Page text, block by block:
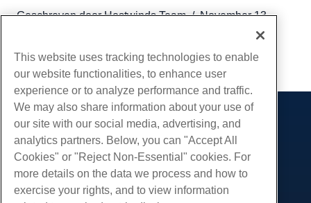
Geschreven door Hostwinds Team/November 13,
Kopiëren URL
Producten
Web hosting
Zakelijke hosting
White Label-wederverkoper
Diensten
Website-migraties
Gemeenschap
This website uses tracking technologies to enable
our website functionalities, to enhance user
experience or to analyze performance and traffic.
We may also share information about your use of
our site with our social media, advertising, and
analytics partners. Below, you can "Accept All
Cookies" or "Reject Non-Essential" cookies. For
more details on the data we process and how to
exercise your rights, and to view information